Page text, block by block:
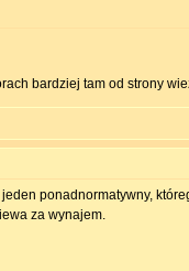
bardziej tam od strony
ponadnormatywny,
za wynajem.